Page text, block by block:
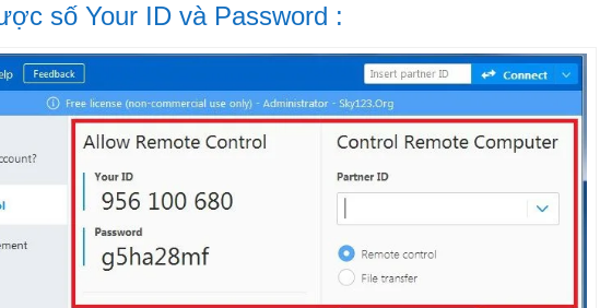
số Your ID và Password :